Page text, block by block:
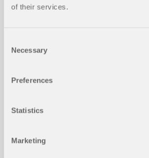
of their services.
Selection
Necessary
Preferences
Statistics
Marketing
Vídeos